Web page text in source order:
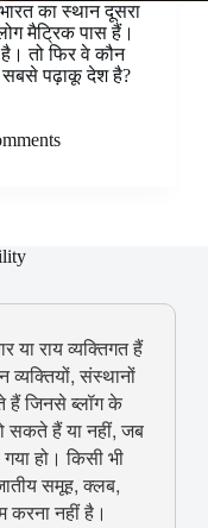
का स्थान दूसरा
मैट्रिक पास हैं।
तो फिर वे कौन
सबसे पढ़ाकू देश है?
या राय व्यक्तिगत हैं
संस्थानों
हैं जिनसे ब्लॉग के
सकते हैं या नहीं, जब
हो। किसी भी
समूह, क्लब,
करना नहीं है।